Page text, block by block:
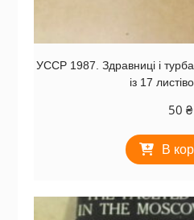
УССР 1987. Здравниці і
із 17
50 ₴
В